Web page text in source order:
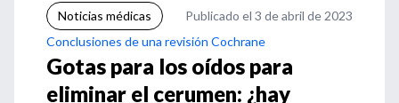
Noticias médicas
Publicado el 3 de abril de 2023
Conclusiones de una revisión Cochrane
Gotas para los oídos para
eliminar el cerumen: ¿hay